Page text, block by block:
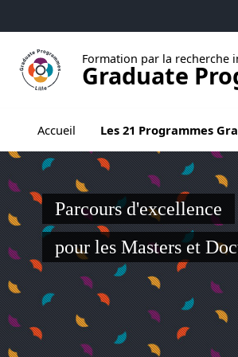
Formation par la recherche
Graduate
Accueil Les 21 Programmes
Parcours d'excellence
pour les Masters et